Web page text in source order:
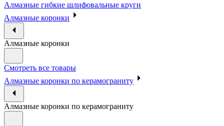
Алмазные гибкие шлифовальные круги
Алмазные коронки
Алмазные коронки
Смотреть все товары
Алмазные коронки по керамограниту
Алмазные коронки по керамограниту